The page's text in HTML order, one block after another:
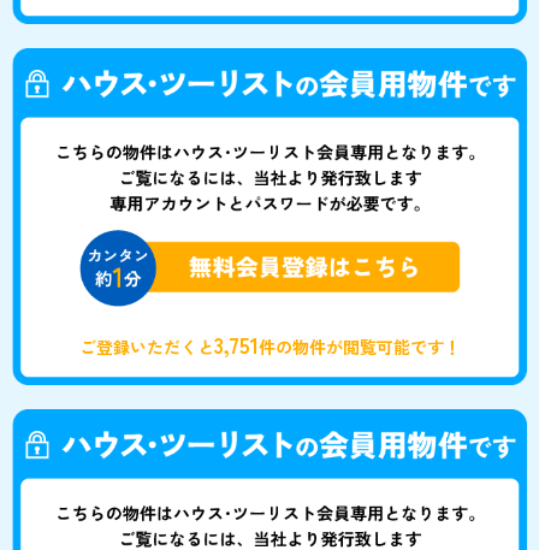
ご登録いただくと3,751件の物件が閲覧可能です！